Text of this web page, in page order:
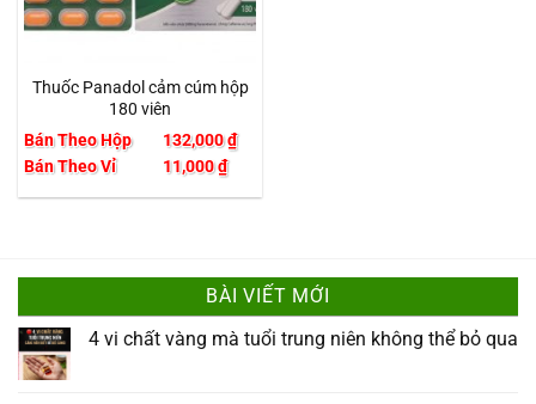
Thuốc Panadol cảm cúm hộp
180 viên
Bán Theo Hộp 132,000₫
Bán Theo Vỉ
11,000₫
BÀI VIẾT MỚI
4 vi chất vàng mà tuổi trung niên không thể bỏ qua